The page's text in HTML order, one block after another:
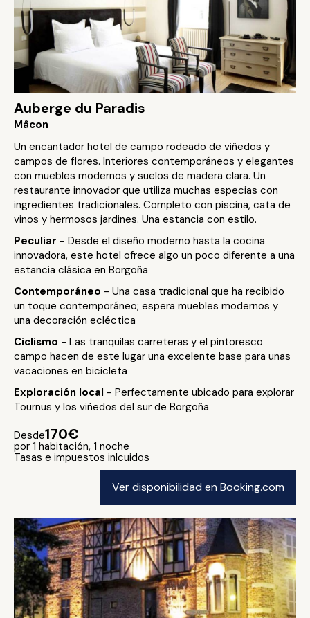
Auberge du Paradis
Mâcon
Un encantador hotel de campo rodeado de viñedos y
campos de flores. Interiores contemporáneos y elegantes
con muebles modernos y suelos de madera clara. Un
restaurante innovador que utiliza muchas especias con
ingredientes tradicionales. Completo con piscina, cata de
vinos y hermosos jardines. Una estancia con estilo.
Peculiar - Desde el diseño moderno hasta la cocina
innovadora, este hotel ofrece algo un poco diferente a una
estancia clásica en Borgoña
Contemporáneo - Una casa tradicional que ha recibido
un toque contemporáneo; espera muebles modernos y
una decoración ecléctica
Ciclismo - Las tranquilas carreteras y el pintoresco
campo hacen de este lugar una excelente base para unas
vacaciones en bicicleta
Exploración local - Perfectamente ubicado para explorar
Tournus y los viñedos del sur de Borgoña
Desde170€
por 1 habitación, 1 noche
Tasas e impuestos inlcuidos
Ver disponibilidad en Booking.com